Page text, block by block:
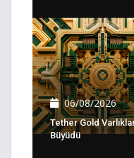
06/08/2026
Tether Gold
Büyüdü